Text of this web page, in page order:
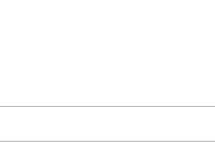
KULTUR- &
Musiktherapie
Musikwissenschaft